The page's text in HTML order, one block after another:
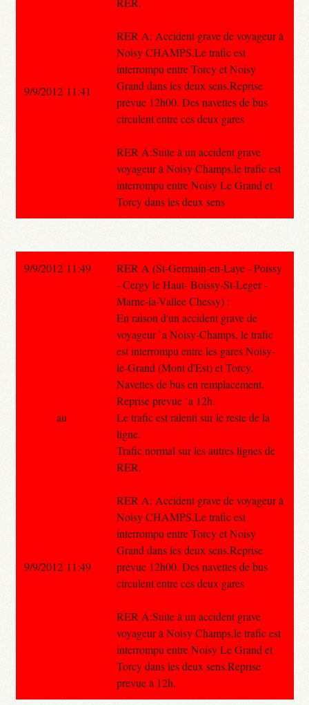
RER A: Accident grave de voyageur à
Noisy CHAMPS.Le trafic est
interrompu entre Torcy et Noisy
Grand dans les deux sens.Reprise
prévue 12h00. Des navettes de bus
circulent entre ces deux gares
RER A:Suite à un accident grave
voyageur à Noisy Champs,le trafic est
interrompu entre Noisy Le Grand et
Torcy dans les deux sens
9/9/2012 11:41
9/9/2012 11:49
RER A (St-Germain-en-Laye - Poissy
- Cergy le Haut- Boissy-St-Leger -
Marne-la-Vallee Chessy) :
En raison d'un accident grave de
voyageur `a Noisy-Champs, le trafic
est interrompu entre les gares Noisy-
le-Grand (Mont d'Est) et Torcy.
Navettes de bus en remplacement.
Reprise prevue `a 12h.
Le trafic est ralenti sur le reste de la
ligne.
Trafic normal sur les autres lignes de
RER.
RER A: Accident grave de voyageur à
Noisy CHAMPS.Le trafic est
interrompu entre Torcy et Noisy
Grand dans les deux sens.Reprise
prévue 12h00. Des navettes de bus
circulent entre ces deux gares
RER A:Suite à un accident grave
voyageur à Noisy Champs,le trafic est
interrompu entre Noisy Le Grand et
Torcy dans les deux sens.Reprise
prevue à 12h.
au
9/9/2012 11:49